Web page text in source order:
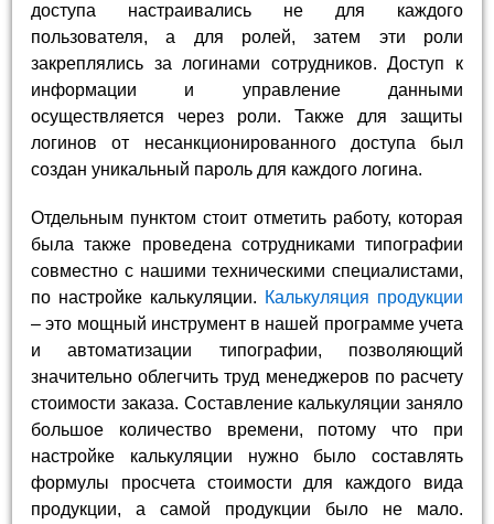
доступа настраивались не для каждого
пользователя, а для ролей, затем эти роли
закреплялись за логинами сотрудников. Доступ к
информации и управление данными
осуществляется через роли. Также для защиты
логинов от несанкционированного доступа был
создан уникальный пароль для каждого логина.
Отдельным пунктом стоит отметить работу, которая
была также проведена сотрудниками типографии
совместно с нашими техническими специалистами,
по настройке калькуляции. Калькуляция продукции
– это мощный инструмент в нашей программе учета
и автоматизации типографии, позволяющий
значительно облегчить труд менеджеров по расчету
стоимости заказа. Составление калькуляции заняло
большое количество времени, потому что при
настройке калькуляции нужно было составлять
формулы просчета стоимости для каждого вида
продукции, а самой продукции было не мало.